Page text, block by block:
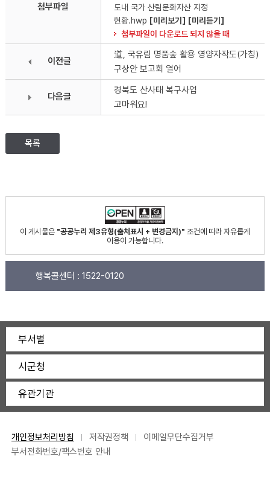
첨부파일
도내 국가 산림문화자산 지정
현황.hwp [미리보기]
[미리듣기]
첨부파일이 다운로드 되지 않을 때
이전글
道, 국유림 명품숲 활용 영양자작도(가칭)
구상안 보고회 열어
다음글
경북도 산사태 복구사업
고마워요!
목록
이 게시물은 "공공누리 제3유형(출처표시 + 변경금지)" 조건에 따라 자유롭게
이용이 가능합니다.
행복콜센터 : 1522-0120
부서별
시군청
유관기관
개인정보처리방침 저작권정책
이메일무단수집거부
부서전화번호/팩스번호 안내